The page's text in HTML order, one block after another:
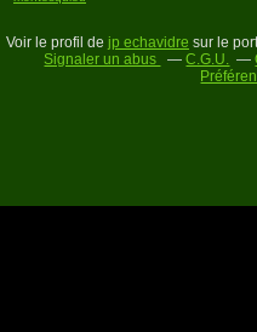
Voir le profil de jp echavidre sur le
Signaler un abus
C.G.U.